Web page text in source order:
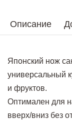
Описание
Японский нож
универсальный
и фруктов.
Оптимален для
вверх/вниз без